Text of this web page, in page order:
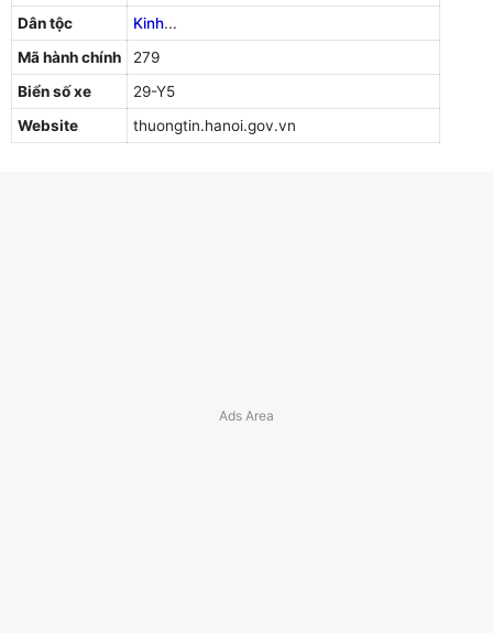
Dân tộc
Kinh...
Mã hành chính
279
Biển số xe
29-Y5
Website
thuongtin.hanoi.gov.vn